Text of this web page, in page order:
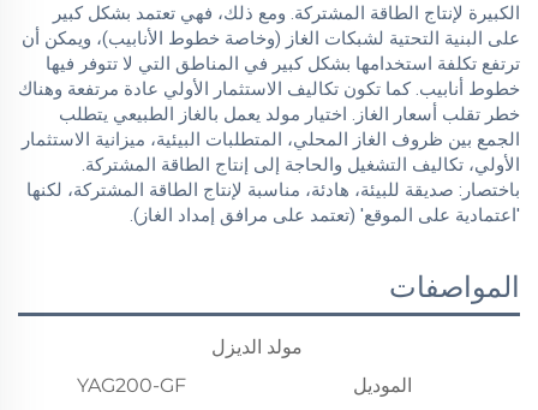
الكبيرة لإنتاج الطاقة المشتركة. ومع ذلك، فهي تعتمد بشكل كبير
على البنية التحتية لشبكات الغاز (وخاصة خطوط الأنابيب)، ويمكن أن
ترتفع تكلفة استخدامها بشكل كبير في المناطق التي لا تتوفر فيها
خطوط أنابيب. كما تكون تكاليف الاستثمار الأولي عادة مرتفعة وهناك
خطر تقلب أسعار الغاز. اختيار مولد يعمل بالغاز الطبيعي يتطلب
الجمع بين ظروف الغاز المحلي، المتطلبات البيئية، ميزانية الاستثمار
الأولي، تكاليف التشغيل والحاجة إلى إنتاج الطاقة المشتركة.
باختصار: صديقة للبيئة، هادئة، مناسبة لإنتاج الطاقة المشتركة، لكنها
'اعتمادية على الموقع' (تعتمد على مرافق إمداد الغاز).
المواصفات
مولد الديزل
الموديل
YAG200-GF